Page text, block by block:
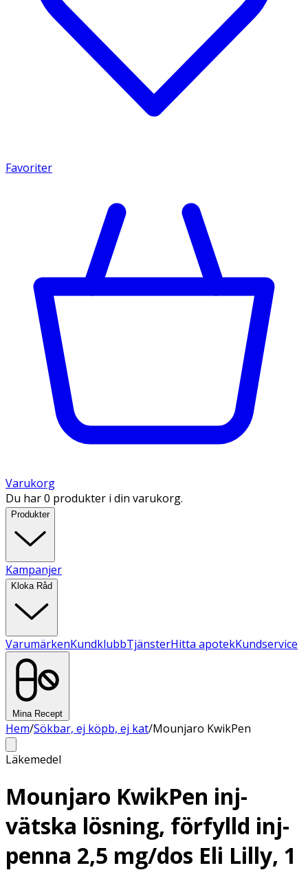
Favoriter
Varukorg
Du har 0 produkter i din varukorg.
Produkter
Kampanjer
Kloka Råd
VarumärkenKundklubbTjänsterHitta apotekKundservice
Mina Recept
Hem/Sökbar, ej köpb, ej kat/Mounjaro KwikPen
Läkemedel
Mounjaro KwikPen inj-
vätska lösning, förfylld inj-
penna 2,5 mg/dos Eli Lilly, 1